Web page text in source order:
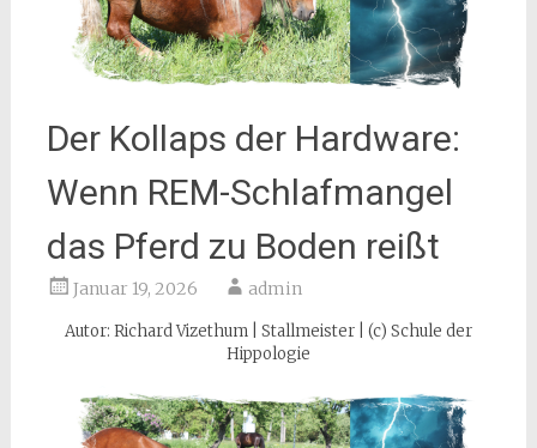
Der Kollaps der Hardware:
Wenn REM-Schlafmangel
das Pferd zu Boden reißt
Januar 19, 2026 admin
Autor: Richard Vizethum | Stallmeister | (c) Schule der
Hippologie